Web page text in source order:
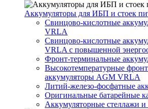
Аккумуляторы для ИБП и стоек
Свинцово-кислотные
VRLA
Свинцово-кислотные
VRLA с повышенной
Фронт-терминальные
Высокотемпературные
аккумуляторы AGM VRLA
Литий-железо-фосфатные
Оригинальные батарейные
Аккумуляторные стеллажи